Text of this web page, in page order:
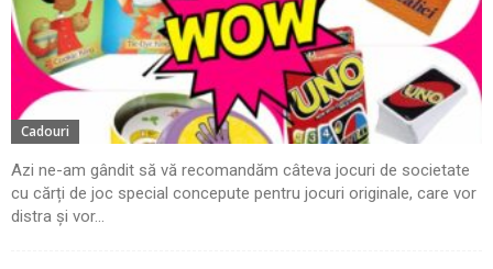
Cadouri
Azi ne-am gândit să vă recomandăm câteva jocuri de societate
cu cărți de joc special concepute pentru jocuri originale, care vor
distra și vor...